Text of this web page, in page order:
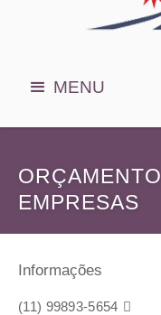
MENU
EMPRESAS
Informações
(11) 99893-5654 